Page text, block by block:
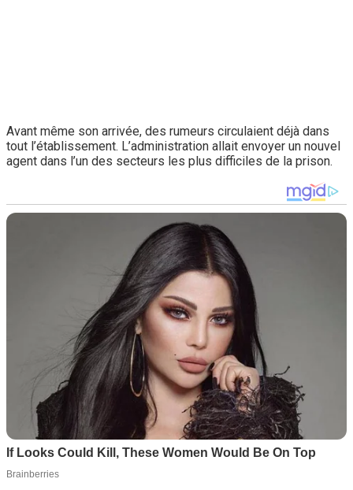
Avant même son arrivée, des rumeurs circulaient déjà dans
tout l’établissement. L’administration allait envoyer un nouvel
agent dans l’un des secteurs les plus difficiles de la prison.